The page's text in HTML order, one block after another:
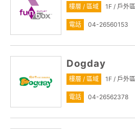
樓層 / 區域 1F / 戶外區
電話 04-26560153
Dogday
樓層 / 區域 1F / 戶外區
電話 04-26562378